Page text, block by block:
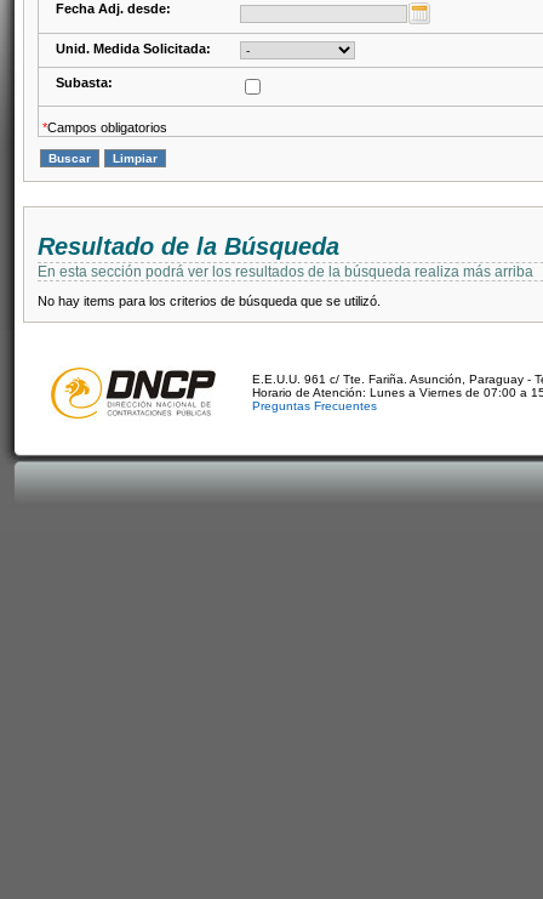
Fecha Adj. desde:
Unid. Medida Solicitada:
Subasta:
*Campos obligatorios
Resultado de la Búsqueda
En esta sección podrá ver los resultados de la búsqueda realiza más arriba
No hay items para los criterios de búsqueda que se utilizó.
E.E.U.U. 961 c/ Tte. Fariña. Asunción, Paraguay -
Horario de Atención: Lunes a Viernes de 07:00 a
Preguntas Frecuentes